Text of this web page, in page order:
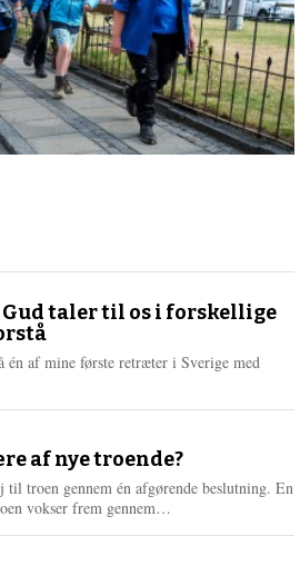
taler til os i forskellige
én af mine første retræter i Sverige med
af nye troende?
troen gennem én afgørende beslutning. En
vokser frem gennem…